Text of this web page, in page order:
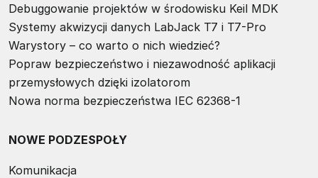
Debuggowanie projektów w środowisku Keil MDK
Systemy akwizycji danych LabJack T7 i T7-Pro
Warystory – co warto o nich wiedzieć?
Popraw bezpieczeństwo i niezawodność aplikacji
przemysłowych dzięki izolatorom
Nowa norma bezpieczeństwa IEC 62368-1
NOWE PODZESPOŁY
Komunikacja